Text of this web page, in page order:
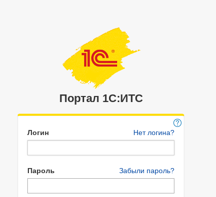
Портал 1C:ИТС
Логин Нет логина?
Пароль Забыли пароль?